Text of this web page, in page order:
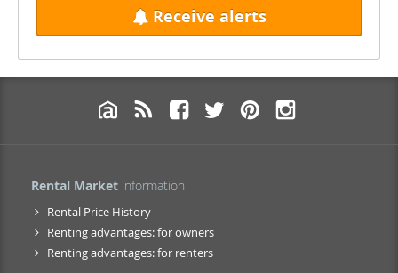
Receive alerts
Rental Market information
Rental Price History
Renting advantages: for owners
Renting advantages: for renters